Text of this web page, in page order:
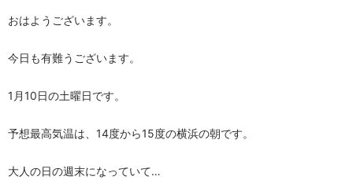
おはようございます。
今日も有難うございます。
1月10日の土曜日です。
予想最高気温は、14度から15度の横浜の朝です。
大人の日の週末になっていて…